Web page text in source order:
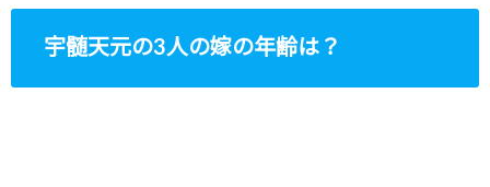
宇髄天元の3人の嫁の年齢は？